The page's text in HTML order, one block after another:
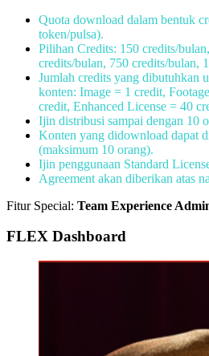
Quota download dalam bentuk
token/pulsa).
Pilihan Credits: 150 credits/
credits/bulan, 750 credits/bulan,
Jumlah credits yang dibutuhkan
konten: Image = 1 credit,
credit, Enhanced License = 40
Ijin distribusi sampai dengan 10
Konten yang didownload dapat
(maksimum 10 orang).
Ijin penggunaan Standard
Agreement akan diberikan atas
Fitur Special: Team Experience
FLEX Dashboard